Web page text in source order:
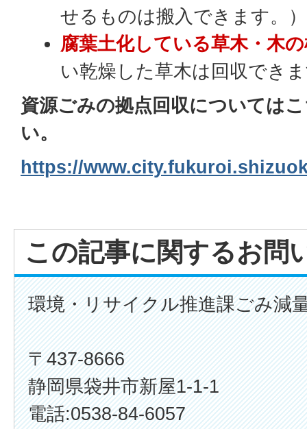
せるものは搬入できます。）
腐葉土化している草木・木
い乾燥した草木は回収でき
資源ごみの拠点回収については
い。
https://
この記事に関するお問
環境・リサイクル推進課ごみ減
〒437-8666
静岡県袋井市新屋1-1-1
電話:0538-84-6057